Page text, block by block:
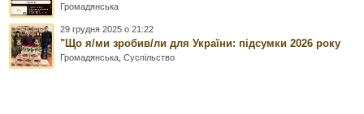
Громадянська
29 грудня 2025 о 21:22
"Що я/ми зробив/ли для України: підсумки 2026 року
Громадянська ,Суспільство